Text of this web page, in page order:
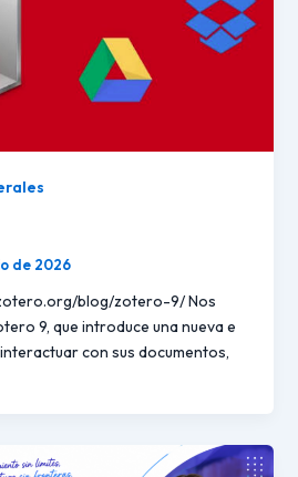
de 2026
blog/zotero-9/ Nos
9, que introduce una nueva e
con sus documentos,